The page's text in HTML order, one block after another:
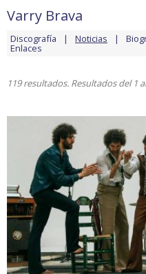
Varry Brava
Discografía Noticias
Enlaces
119 resultados. Resultados del 1